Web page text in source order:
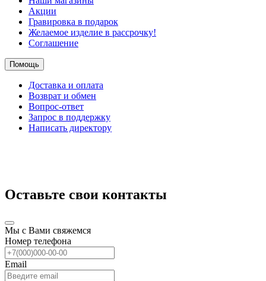
Акции
Гравировка в подарок
Желаемое изделие в рассрочку!
Соглашение
Помощь
Доставка и оплата
Возврат и обмен
Вопрос-ответ
Запрос в поддержку
Написать директору
Оставьте свои контакты
Мы с Вами свяжемся
Номер телефона
Email